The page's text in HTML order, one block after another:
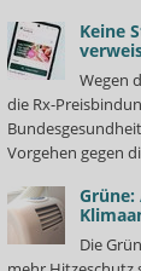
Keine
Wegen
die Rx-
Vorgehen gegen
Die